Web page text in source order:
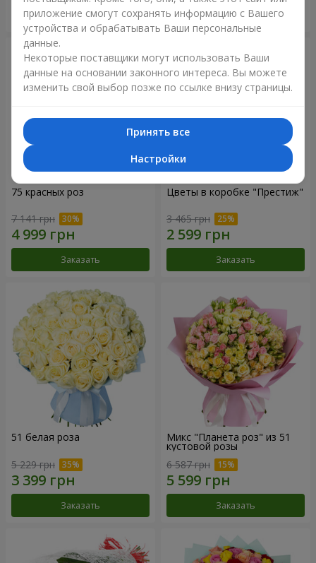
Заказать Заказать
75 красных роз
7 141 грн
Заказать
Цветы в коробке "Престиж"
3 465 грн
Заказать
51 белая роза
5 229 грн
Заказать
Микс "Планета роз" из 51
кустовой розы
6 587 грн
Заказать
приложение смогут сохранять информацию с Вашего
устройства и обрабатывать Ваши персональные
данные.
Некоторые поставщики могут использовать Ваши
данные на основании законного интереса. Вы можете
изменить свой выбор позже по ссылке внизу страницы.
Принять все
Настройки